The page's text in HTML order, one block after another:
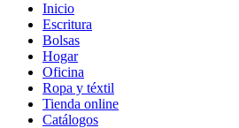
Inicio
Escritura
Bolsas
Hogar
Oficina
Ropa y téxtil
Tienda online
Catálogos